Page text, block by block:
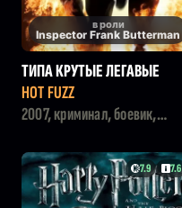
в роли
Inspector Frank Butterman
ТИПА КРУТЫЕ ЛЕГАВЫЕ
HOT FUZZ
2007, криминал, боевик,
7.9 7.6